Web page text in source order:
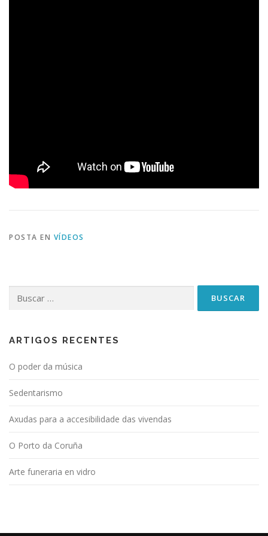
POSTA EN VÍDEOS
ARTIGOS RECENTES
O poder da música
Sedentarismo
Axudas para a accesibilidade das vivendas
O Porto da Coruña
Arte funeraria en vidro